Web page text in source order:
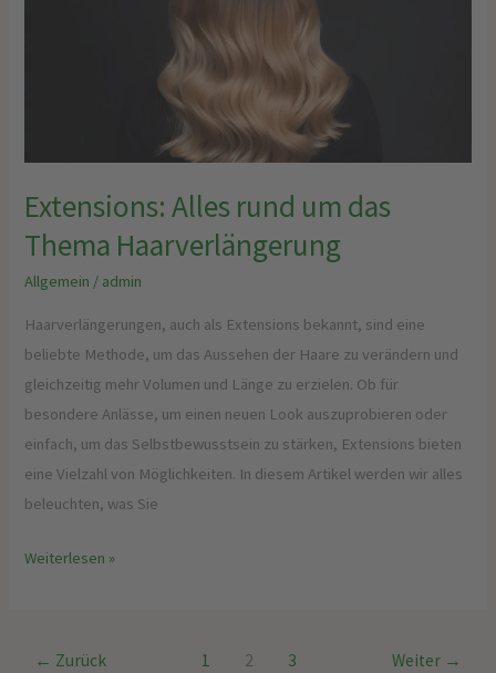
Extensions: Alles rund um das
Thema Haarverlängerung
Allgemein / admin
Haarverlängerungen, auch als Extensions bekannt, sind eine
beliebte Methode, um das Aussehen der Haare zu verändern und
gleichzeitig mehr Volumen und Länge zu erzielen. Ob für
besondere Anlässe, um einen neuen Look auszuprobieren oder
einfach, um das Selbstbewusstsein zu stärken, Extensions bieten
eine Vielzahl von Möglichkeiten. In diesem Artikel werden wir alles
beleuchten, was Sie
Weiterlesen »
← Zurück 1 2 3 Weiter →